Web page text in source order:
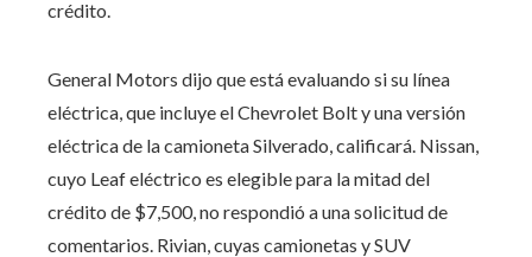
crédito.
General Motors dijo que está evaluando si su línea
eléctrica, que incluye el Chevrolet Bolt y una versión
eléctrica de la camioneta Silverado, calificará. Nissan,
cuyo Leaf eléctrico es elegible para la mitad del
crédito de $7,500, no respondió a una solicitud de
comentarios. Rivian, cuyas camionetas y SUV